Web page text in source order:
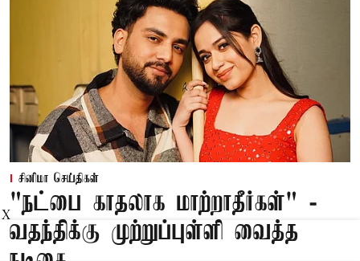
சினிமா செய்திகள்
"நட்பை காதலாக மாற்றாதீர்கள்" -
வதந்திக்கு முற்றுப்புள்ளி வைத்த
X